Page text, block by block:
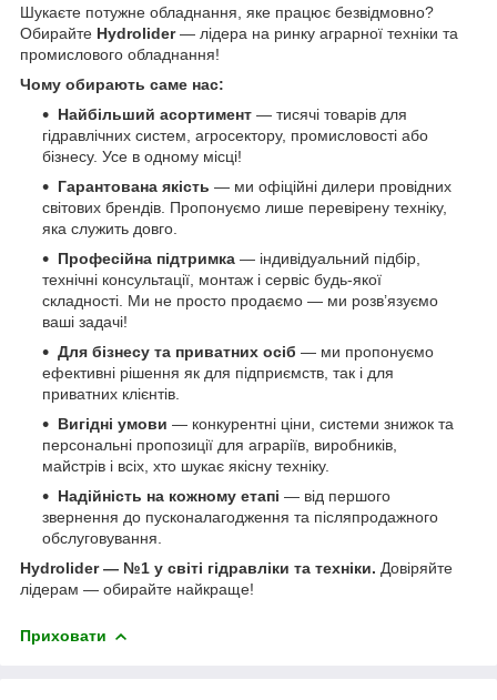
Шукаєте потужне обладнання, яке працює безвідмовно?
Обирайте Hydrolider— лідера на ринку аграрної техніки та
промислового обладнання!
Чому обирають саме нас:
Найбільший асортимент — тисячі товарів для
гідравлічних систем, агросектору, промисловості або
бізнесу. Усе в одному місці!
Гарантована якість — ми офіційні дилери провідних
світових брендів. Пропонуємо лише перевірену техніку,
яка служить довго.
Професійна підтримка — індивідуальний підбір,
технічні консультації, монтаж і сервіс будь-якої
складності. Ми не просто продаємо — ми розв’язуємо
ваші задачі!
Для бізнесу та приватних осіб — ми пропонуємо
ефективні рішення як для підприємств, так і для
приватних клієнтів.
Вигідні умови — конкурентні ціни, системи знижок та
персональні пропозиції для аграріїв, виробників,
майстрів і всіх, хто шукає якісну техніку.
Надійність на кожному етапі — від першого
звернення до пусконалагодження та післяпродажного
обслуговування.
Hydrolider — №1 у світі гідравліки та техніки. Довіряйте
лідерам — обирайте найкраще!
Приховати